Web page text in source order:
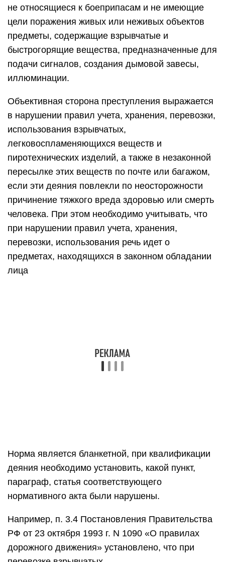
не относящиеся к боеприпасам и не имеющие
цели поражения живых или неживых объектов
предметы, содержащие взрывчатые и
быстрогорящие вещества, предназначенные для
подачи сигналов, создания дымовой завесы,
иллюминации.
Объективная сторона преступления выражается
в нарушении правил учета, хранения, перевозки,
использования взрывчатых,
легковоспламеняющихся веществ и
пиротехнических изделий, а также в незаконной
пересылке этих веществ по почте или багажом,
если эти деяния повлекли по неосторожности
причинение тяжкого вреда здоровью или смерть
человека. При этом необходимо учитывать, что
при нарушении правил учета, хранения,
перевозки, использования речь идет о
предметах, находящихся в законном обладании
лица
Норма является бланкетной, при квалификации
деяния необходимо установить, какой пункт,
параграф, статья соответствующего
нормативного акта были нарушены.
Например, п. 3.4 Постановления Правительства
РФ от 23 октября 1993 г. N 1090 «О правилах
дорожного движения» установлено, что при